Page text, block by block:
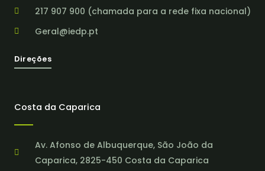
217 907 900 (chamada para a rede fixa nacional)
Geral@iedp.pt
Direções
Costa da Caparica
Av. Afonso de Albuquerque, São João da
Caparica, 2825-450 Costa da Caparica